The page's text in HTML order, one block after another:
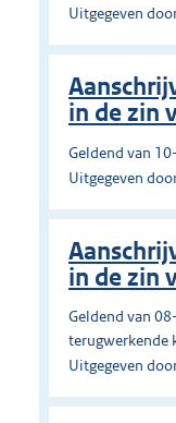
Uitgegeven
in de zin
Geldend van
Uitgegeven
in de zin
Geldend van
terugwerkende
Uitgegeven